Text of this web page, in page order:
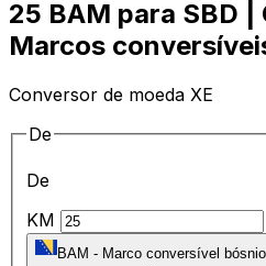
25 BAM para SBD
Marcos
Conversor de moeda XE
De
De
KM
BAM - Marco conversível bósnio